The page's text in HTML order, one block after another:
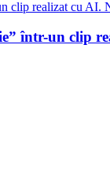
într-un